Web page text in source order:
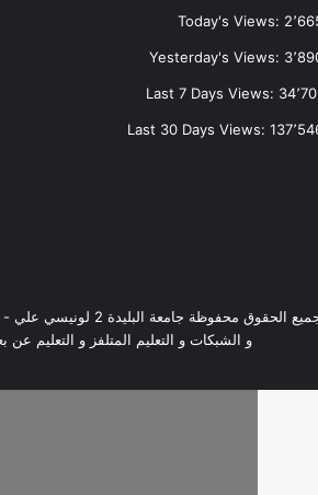
Today's Views:
Yesterday's Views:
Last 7 Days Views:
Last 30 Days Views:
جميع الحقوق محفوظة جامعة
و الشبكات و التعليم المتلفز و التعليم عن